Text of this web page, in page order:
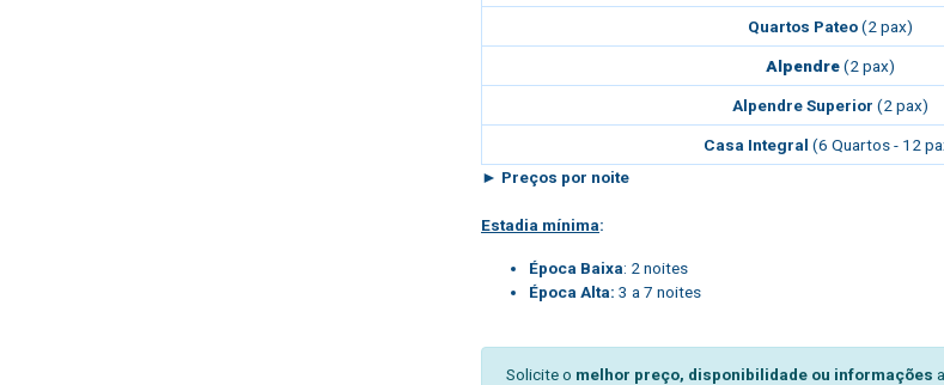
Quartos Pateo(2 pax)
Alpendre(2 pax)
Alpendre Superior (2 pax)
Casa Integral (6 Quartos - 12
► Preços por noite
Estadia mínima:
Época Baixa: 2 noites
Época Alta: 3 a 7 noites
Solicite o melhor preço, disponibilidade ou informações